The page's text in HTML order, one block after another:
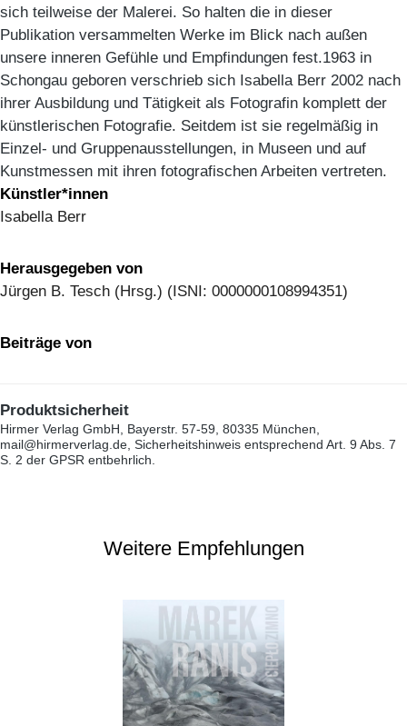
sich teilweise der Malerei. So halten die in dieser
Publikation versammelten Werke im Blick nach außen
unsere inneren Gefühle und Empfindungen fest.1963 in
Schongau geboren verschrieb sich Isabella Berr 2002 nach
ihrer Ausbildung und Tätigkeit als Fotografin komplett der
künstlerischen Fotografie. Seitdem ist sie regelmäßig in
Einzel- und Gruppenausstellungen, in Museen und auf
Kunstmessen mit ihren fotografischen Arbeiten vertreten.
Künstler*innen
Isabella Berr
Herausgegeben von
Jürgen B. Tesch (Hrsg.) (ISNI: 0000000108994351)
Beiträge von
Produktsicherheit
Hirmer Verlag GmbH, Bayerstr. 57-59, 80335 München,
mail@hirmerverlag.de, Sicherheitshinweis entsprechend Art. 9 Abs. 7
S. 2 der GPSR entbehrlich.
Weitere Empfehlungen